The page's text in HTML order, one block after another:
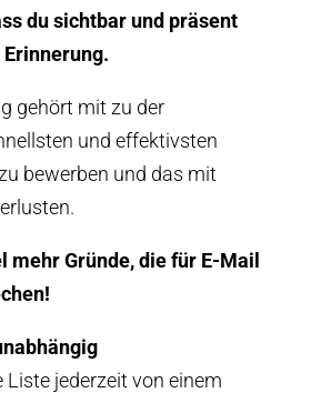
du sichtbar und präsent
gehört mit zu der
und effektivsten
bewerben und das mit
mehr Gründe, die für E-Mail
Liste jederzeit von einem